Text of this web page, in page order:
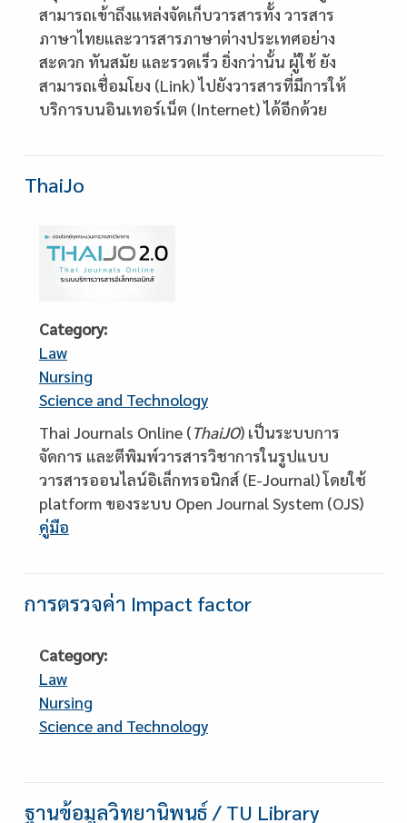
สามารถเข้าถึงแหล่งจัดเก็บวารสารทั้ง วารสาร
ภาษาไทยและวารสารภาษาต่างประเทศอย่าง
สะดวก ทันสมัย และรวดเร็ว ยิ่งกว่านั้น ผู้ใช้ ยัง
สามารถเชื่อมโยง (Link) ไปยังวารสารที่มีการให้
บริการบนอินเทอร์เน็ต (Internet) ได้อีกด้วย
ThaiJo
Category
Law
Nursing
Science and Technology
Description
Thai Journals Online (ThaiJO) เป็นระบบการ
จัดการ และตีพิมพ์วารสารวิชาการในรูปแบบ
วารสารออนไลน์อิเล็กทรอนิกส์ (E-Journal) โดยใช้
platform ของระบบ Open Journal System (OJS)
คู่มือ
การตรวจค่า Impact factor
Category
Law
Nursing
Science and Technology
ฐานข้อมูลวิทยานิพนธ์ / TU Library